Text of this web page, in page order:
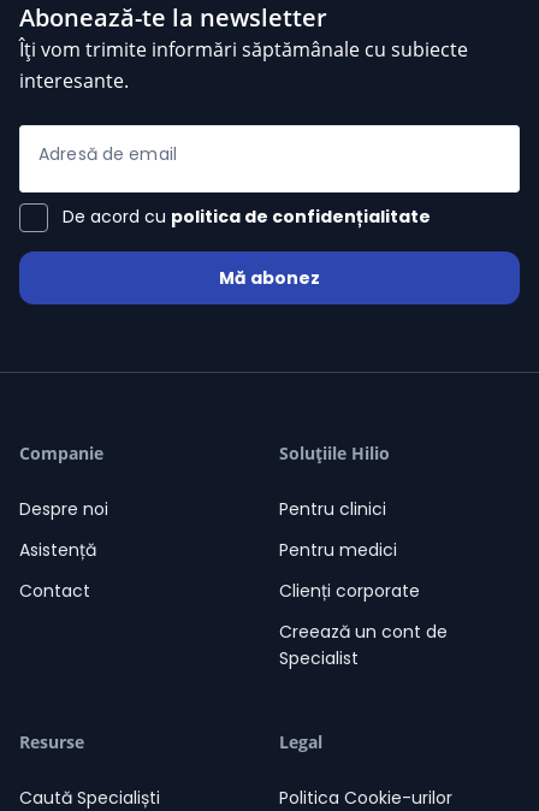
Abonează-te la newsletter
Îți vom trimite informări săptămânale cu subiecte
interesante.
Adresă de email
De acord cu politica de confidențialitate
Mă abonez
Companie
Despre noi
Asistență
Contact
Soluțiile Hilio
Pentru clinici
Pentru medici
Clienți corporate
Creează un cont de
Specialist
Resurse
Caută Specialiști
Legal
Politica Cookie-urilor